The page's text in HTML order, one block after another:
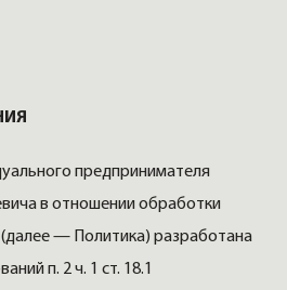
предпринимателя
в отношении обработки
— Политика) разработана
п. 2 ч. 1 ст. 18.1